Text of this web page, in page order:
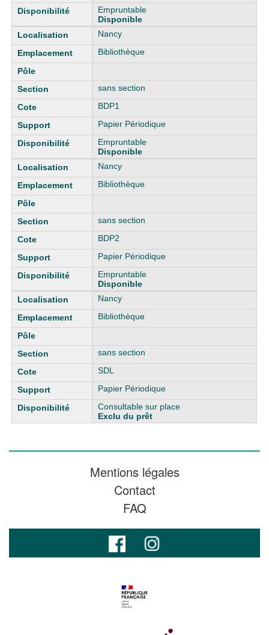
Empruntable
Disponible
Nancy
Bibliothèque
sans section
BDP1
Papier Périodique
Empruntable
Disponible
Nancy
Bibliothèque
sans section
BDP2
Papier Périodique
Empruntable
Disponible
Nancy
Bibliothèque
sans section
SDL
Papier Périodique
Consultable sur place
Exclu du prêt
Mentions légales
Contact
FAQ